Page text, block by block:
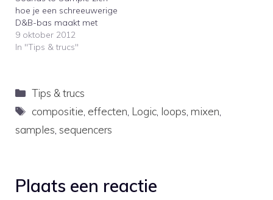
not only sells sample
packs, but also
publishes…
hoe je een schreeuwerige
D&B-bas maakt met
Massive.Sounds to
Sample's Marc Adamo
Massive.
9 oktober 2012
In "Tips & trucs"
Categorieën
Tips & trucs
Tags
compositie effecten Logic loops ,mixen
samples sequencers
Plaats een reactie